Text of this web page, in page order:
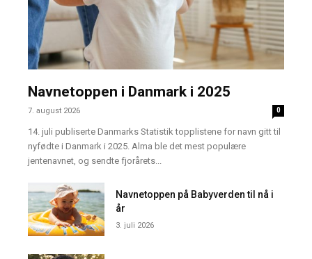
Navnetoppen i Danmark i 2025
7. august 2026 0
14. juli publiserte Danmarks Statistik topplistene for navn gitt til
nyfødte i Danmark i 2025. Alma ble det mest populære
jentenavnet, og sendte fjorårets...
Navnetoppen på Babyverden til nå i
år
3. juli 2026